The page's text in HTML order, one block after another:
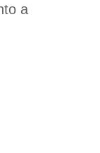
a